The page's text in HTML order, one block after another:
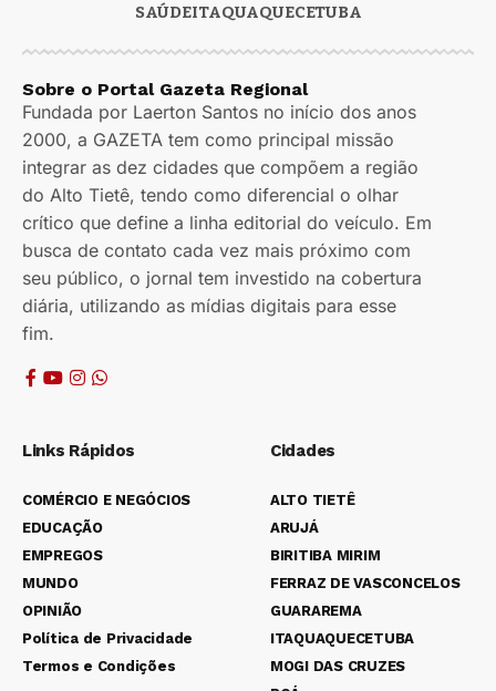
SAÚDEITAQUAQUECETUBA
Sobre o Portal Gazeta Regional
Fundada por Laerton Santos no início dos anos
2000, a GAZETA tem como principal missão
integrar as dez cidades que compõem a região
do Alto Tietê, tendo como diferencial o olhar
crítico que define a linha editorial do veículo. Em
busca de contato cada vez mais próximo com
seu público, o jornal tem investido na cobertura
diária, utilizando as mídias digitais para esse
fim.
Links Rápidos
COMÉRCIO E NEGÓCIOS
EDUCAÇÃO
EMPREGOS
MUNDO
OPINIÃO
Política de Privacidade
Termos e Condições
Cidades
ALTO TIETÊ
ARUJÁ
BIRITIBA MIRIM
FERRAZ DE VASCONCELOS
GUARAREMA
ITAQUAQUECETUBA
MOGI DAS CRUZES